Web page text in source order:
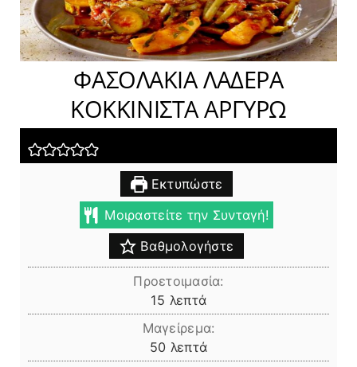
ΦΑΣΟΛΑΚΙΑ ΛΑΔΕΡΑ
ΚΟΚΚΙΝΙΣΤΑ ΑΡΓΥΡΩ
Εκτυπώστε
Μοιραστείτε την Συνταγή!
Βαθμολογήστε
Προετοιμασία:
15 λεπτά
λεπτά
Μαγείρεμα:
50 λεπτά
λεπτά